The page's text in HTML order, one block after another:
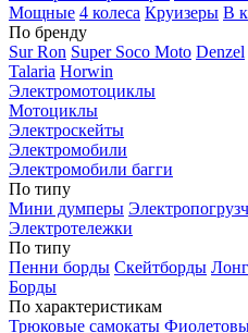
Мощные 4 колеса Круизеры В
По бренду
Sur Ron Super Soco Moto Denzel
Talaria Horwin
Электромотоциклы
Мотоциклы
Электроскейты
Электромобили
Электромобили багги
По типу
Мини думперы
Электротележки
По типу
Пенни борды Скейтборды
Борды
По характеристикам
Трюковые самокаты